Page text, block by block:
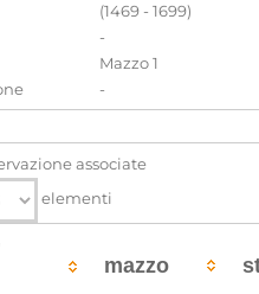
(1469 - 1699)
-
Mazzo 1
-
associate
elementi
mazzo